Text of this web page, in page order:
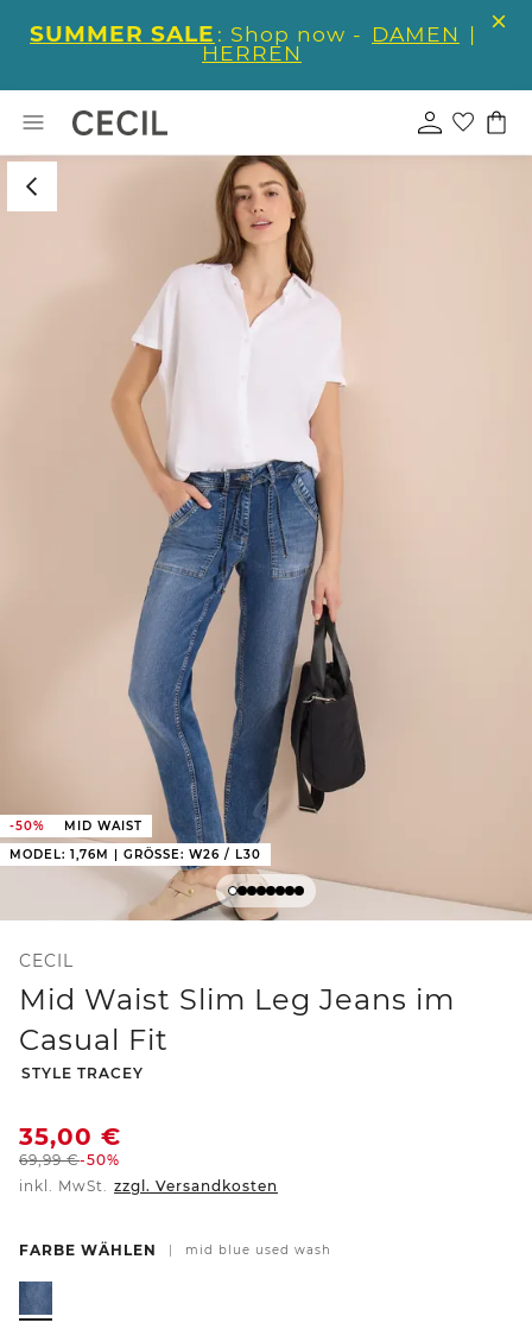
SUMMER SALE : Shop now - DAMEN |
HERREN
-50%
MID WAIST
MODEL: 1,76M | GRÖSSE: W26 / L30
CECIL
Mid Waist Slim Leg Jeans im
Casual Fit
-
STYLE TRACEY
35,00 €
69,99€-50%
inkl. MwSt. zzgl. Versandkosten
FARBE WÄHLEN mid blue used wash